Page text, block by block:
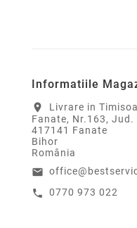
Informatiile
location_on
Livrare in
Fanate, Nr.163, Jud.
417141 Fanate
Bihor
România
email
call 0770 973 022